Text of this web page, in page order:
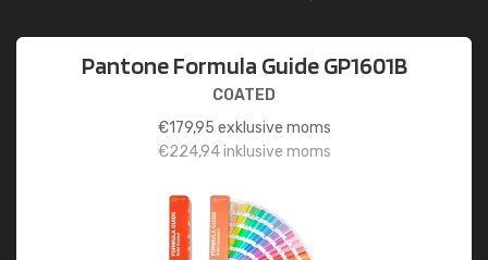
Pantone Formula Guide GP1601B
COATED
€179,95 exklusive moms
€224,94inklusive moms